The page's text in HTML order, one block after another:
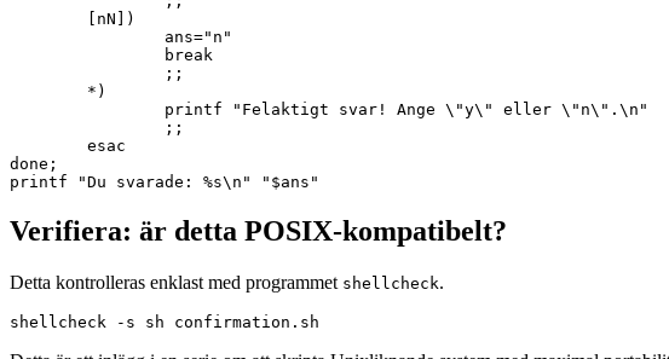
        [nN])
                ans="n"
                break
                ;;
        *)
                printf "Felaktigt svar! Ange \"y\" eller \"n\".\n"
                ;;
        esac
done;
Verifiera: är detta POSIX-kompatibelt?
Detta kontrolleras enklast med programmet shellcheck.